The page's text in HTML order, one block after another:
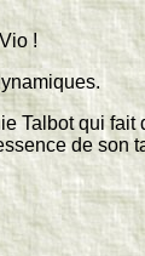
!
Talbot qui
de son